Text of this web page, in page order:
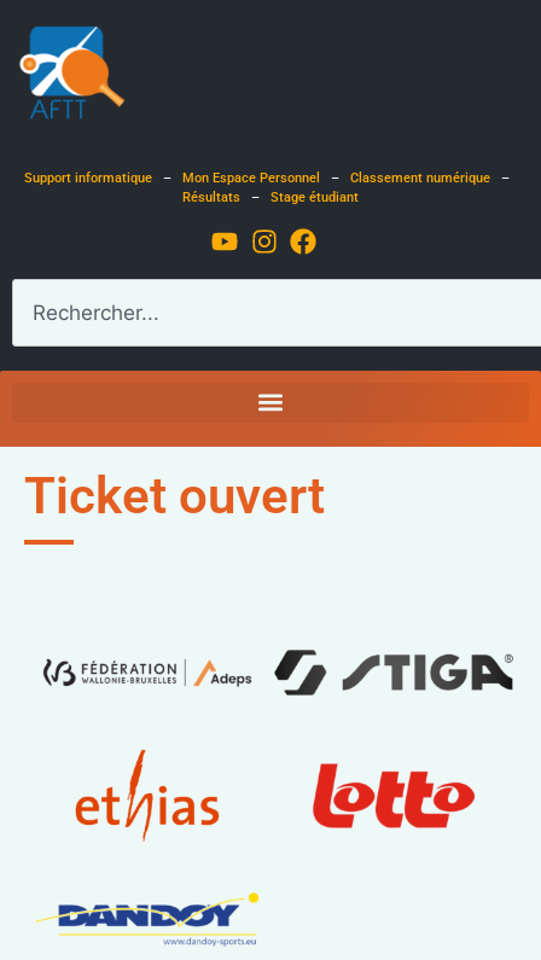
Support informatique – Mon Espace Personnel – Classement numérique –
Résultats – Stage étudiant
Ticket ouvert